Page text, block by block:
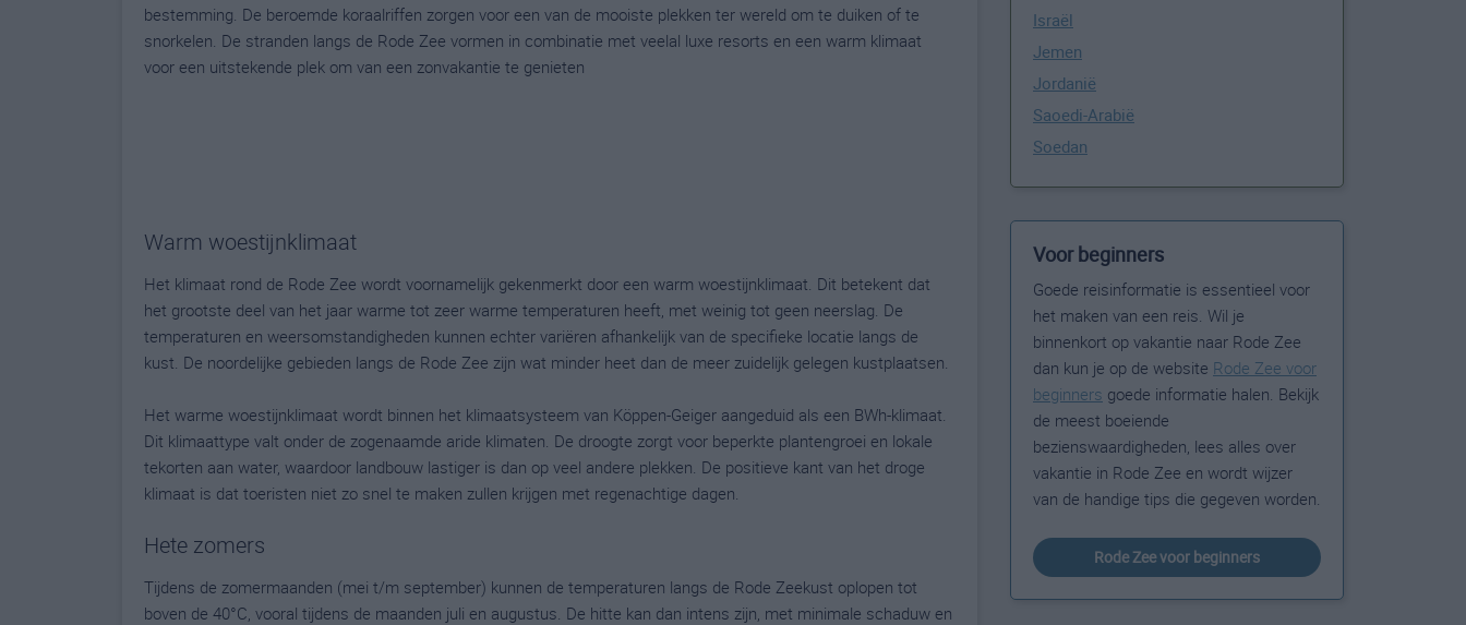
bestemming. De beroemde koraalriffen zorgen voor een van de mooiste plekken ter wereld om te duiken of te
snorkelen. De stranden langs de Rode Zee vormen in combinatie met veelal luxe resorts en een warm klimaat
voor een uitstekende plek om van een zonvakantie te genieten
Warm woestijnklimaat
Het klimaat rond de Rode Zee wordt voornamelijk gekenmerkt door een warm woestijnklimaat. Dit betekent dat
het grootste deel van het jaar warme tot zeer warme temperaturen heeft, met weinig tot geen neerslag. De
temperaturen en weersomstandigheden kunnen echter variëren afhankelijk van de specifieke locatie langs de
kust. De noordelijke gebieden langs de Rode Zee zijn wat minder heet dan de meer zuidelijk gelegen kustplaatsen.
Het warme woestijnklimaat wordt binnen het klimaatsysteem van Köppen-Geiger aangeduid als een BWh-klimaat.
Dit klimaattype valt onder de zogenaamde aride klimaten. De droogte zorgt voor beperkte plantengroei en lokale
tekorten aan water, waardoor landbouw lastiger is dan op veel andere plekken. De positieve kant van het droge
klimaat is dat toeristen niet zo snel te maken zullen krijgen met regenachtige dagen.
Hete zomers
Tijdens de zomermaanden (mei t/m september) kunnen de temperaturen langs de Rode Zeekust oplopen tot
boven de 40°C, vooral tijdens de maanden juli en augustus. De hitte kan dan intens zijn, met minimale schaduw en
Israël
Jemen
Jordanië
Saoedi-Arabië
Soedan
Voor beginners
Goede reisinformatie is essentieel voor
het maken van een reis. Wil je
binnenkort op vakantie naar Rode Zee
dan kun je op de website Rode Zee voor
beginners goede informatie halen. Bekijk
de meest boeiende
bezienswaardigheden, lees alles over
vakantie in Rode Zee en wordt wijzer
van de handige tips die gegeven worden.
Rode Zee voor beginners